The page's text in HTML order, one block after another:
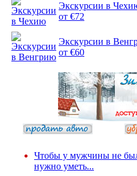
Экскурсии в
от €72
Экскурсии в
от €60
Чтобы у мужчины не
нужно уметь...